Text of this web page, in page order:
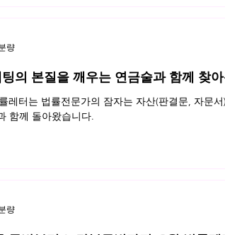
의 본질을 깨우는 연금술과 함께 찾
레터는 법률전문가의 잠자는 자산(판결문, 자문
함께 돌아왔습니다.
량
량